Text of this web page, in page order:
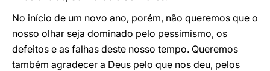
No início de um novo ano, porém, não queremos que o
nosso olhar seja dominado pelo pessimismo, os
defeitos e as falhas deste nosso tempo. Queremos
também agradecer a Deus pelo que nos deu, pelos